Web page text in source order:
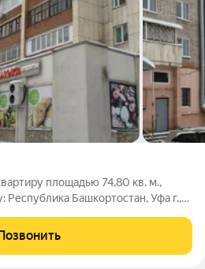
площадью 74,80 кв. м.,
Башкортостан, Уфа г.,
номер объекта